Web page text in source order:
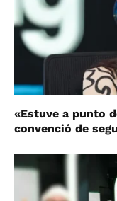
«Estuve a punto
convenció de